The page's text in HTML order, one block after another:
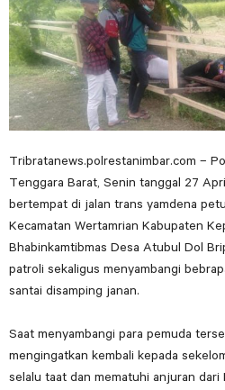
Tribratanews.polrestanimbar.com –
Tenggara Barat, Senin tanggal 27
bertempat di jalan trans yamdena
Kecamatan Wertamrian Kabupaten
Bhabinkamtibmas Desa Atubul Dol
patroli sekaligus menyambangi
santai disamping janan.
Saat menyambangi para pemuda
mengingatkan kembali kepada
selalu taat dan mematuhi anjuran